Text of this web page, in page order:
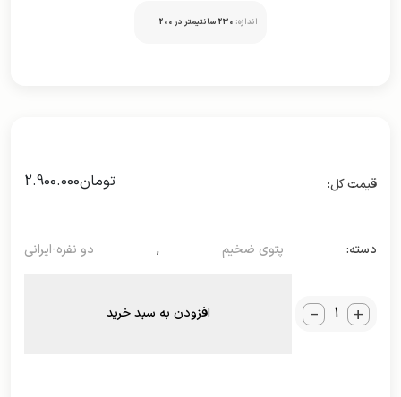
اندازه: 230 سانتیمتر در 200
تومان2.900.000
دسته: پتوی ضخیم , دو نفره-ایرانی
_ + افزودن به سبد خرید